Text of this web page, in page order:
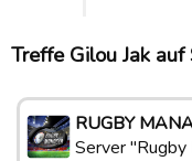
Treffe Gilou Jak
RUGBY
Server